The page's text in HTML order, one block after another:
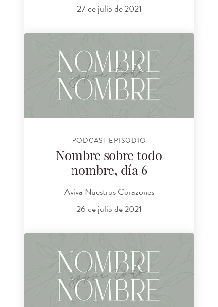
27 de julio de 2021
PODCAST EPISODIO
Nombre sobre todo
nombre, día 6
Aviva Nuestros Corazones
26 de julio de 2021